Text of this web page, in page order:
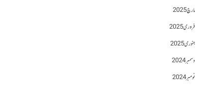
مارچ 2025
فروری 2025
جنوری 2025
دسمبر 2024
نومبر 2024